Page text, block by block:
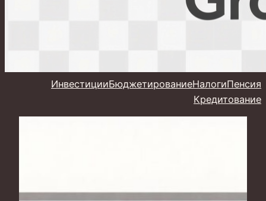
ИнвестицииБюджетированиеНалогиПенсия
Кредитование